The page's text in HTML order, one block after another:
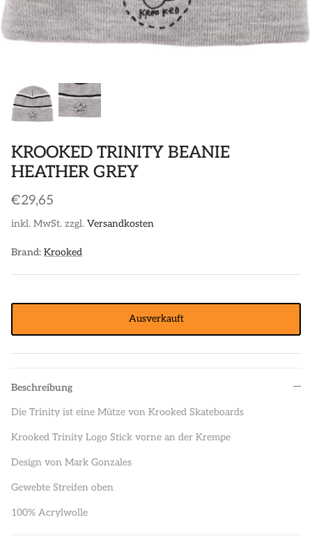
POLOS
STICKER
KROOKED TRINITY BEANIE
HEATHER GREY
€29,65
inkl. MwSt. zzgl. Versandkosten
Brand: Krooked
Ausverkauft
Beschreibung
Die Trinity ist eine Mütze von Krooked Skateboards
Krooked Trinity Logo Stick vorne an der Krempe
Design von Mark Gonzales
Gewebte Streifen oben
100% Acrylwolle